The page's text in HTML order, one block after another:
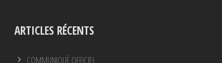
ARTICLES RÉCENTS
COMMUNIQUÉ OFFICIEL